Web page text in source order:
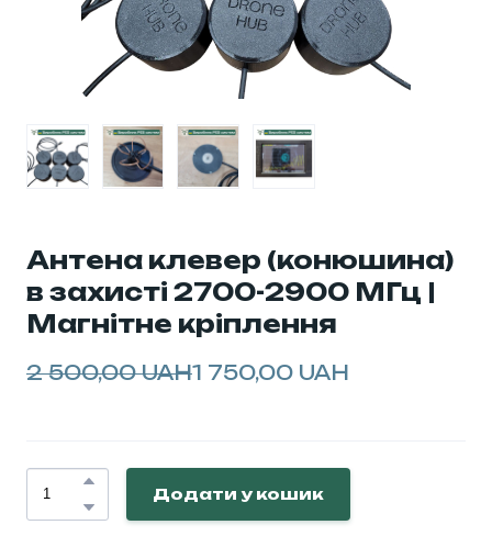
Антена клевер (конюшина)
в захисті 2700-2900 МГц |
Магнітне кріплення
2 500,00 UAH1 750,00 UAH
Додати у кошик